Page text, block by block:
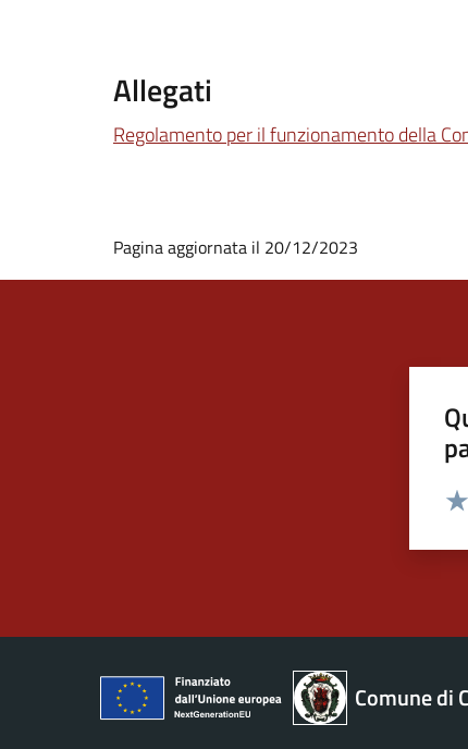
Allegati
Regolamento per il funzionamento della
Pagina aggiornata il 20/12/2023
Comune di